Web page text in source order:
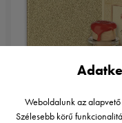
Weboldalunk az
Szélesebb körű